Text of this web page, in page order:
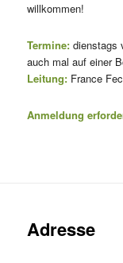
willkommen!
Termine:dienstags
auch mal auf einer
Leitung:France
Anmeldung
Adresse